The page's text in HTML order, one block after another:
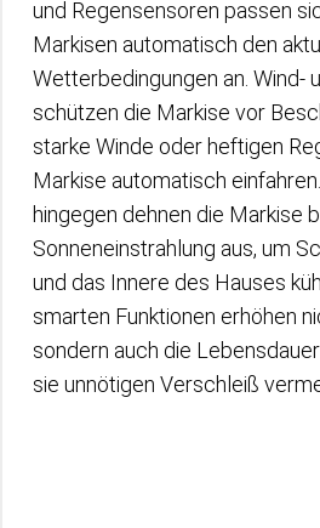
und Regensensoren passen
Markisen automatisch den
Wetterbedingungen an. Wind-
schützen die Markise vor
starke Winde oder heftigen
Markise automatisch
hingegen dehnen die Markise
Sonneneinstrahlung aus, um
und das Innere des Hauses
smarten Funktionen erhöhen
sondern auch die
sie unnötigen Verschleiß